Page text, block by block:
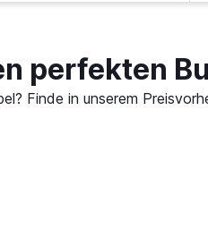
perfekten
Finde in unserem